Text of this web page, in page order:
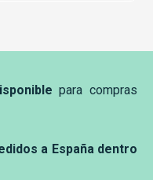
para compras
a España dentro